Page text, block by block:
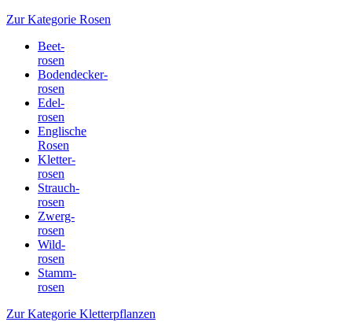
Zur Kategorie Rosen
Beet-
rosen
Bodendecker-
rosen
Edel-
rosen
Englische
Rosen
Kletter-
rosen
Strauch-
rosen
Zwerg-
rosen
Wild-
rosen
Stamm-
rosen
Zur Kategorie Kletterpflanzen